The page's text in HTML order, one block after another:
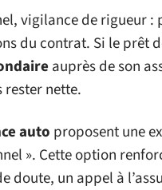
vigilance de rigueur :
du contrat. Si le prêt
auprès de son
nette.
auto proposent une
». Cette option
doute, un appel à